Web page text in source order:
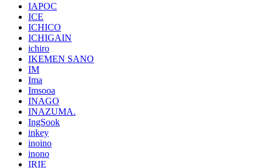
IAPOC
ICE
ICHICO
ICHIGAIN
ichiro
IKEMEN SANO
IM
Ima
Imsooa
INAGO
INAZUMA.
IngSook
inkey
inoino
inono
IRIE